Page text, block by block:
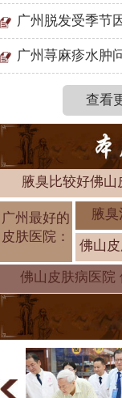
广州脱发受季节
广州荨麻疹水肿
查看
腋臭比较好佛山
广州最好的
皮肤医院：
腋
佛山
佛山皮肤病医院